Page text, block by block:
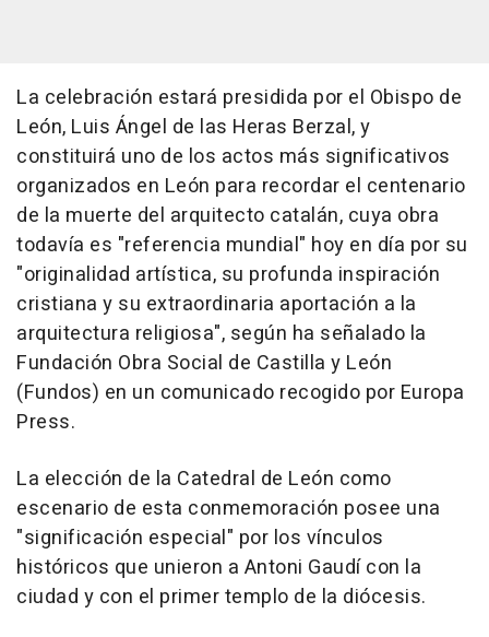
La celebración estará presidida por el Obispo de
León, Luis Ángel de las Heras Berzal, y
constituirá uno de los actos más significativos
organizados en León para recordar el centenario
de la muerte del arquitecto catalán, cuya obra
todavía es "referencia mundial" hoy en día por su
"originalidad artística, su profunda inspiración
cristiana y su extraordinaria aportación a la
arquitectura religiosa", según ha señalado la
Fundación Obra Social de Castilla y León
(Fundos) en un comunicado recogido por Europa
Press.
La elección de la Catedral de León como
escenario de esta conmemoración posee una
"significación especial" por los vínculos
históricos que unieron a Antoni Gaudí con la
ciudad y con el primer templo de la diócesis.